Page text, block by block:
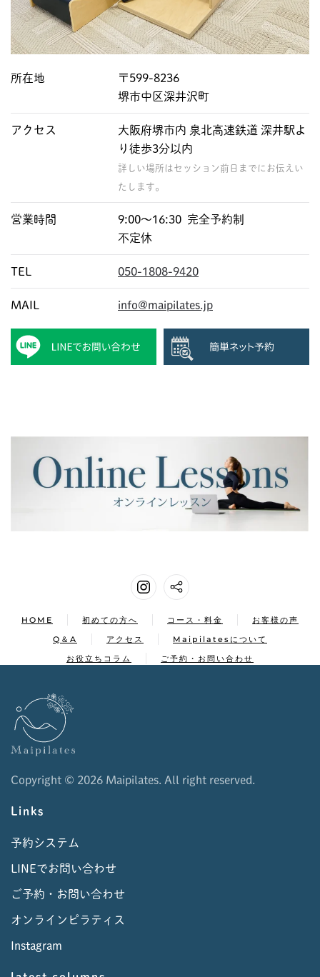
所在地
〒599-8236
堺市中区深井沢町
アクセス
大阪府堺市内 泉北高速鉄道 深井駅よ
り徒歩3分以内
詳しい場所はセッション前日までにお伝えい
たします。
営業時間
9:00〜16:30 完全予約制
不定休
TEL 050-1808-9420
MAIL info@maipilates.jp
HOME 初めての方へ コース・料金
お客様の声
Q＆A
アクセス
Maipilatesについて
お役立ちコラム
ご予約・お問い合わせ
Copyright © 2026 Maipilates. All right reserved.
Links
予約システム
LINEでお問い合わせ
ご予約・お問い合わせ
オンラインピラティス
Instagram